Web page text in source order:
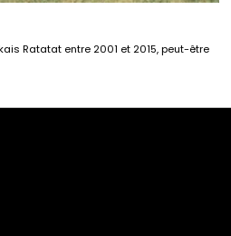
Ratatat entre 2001 et 2015, peut-être